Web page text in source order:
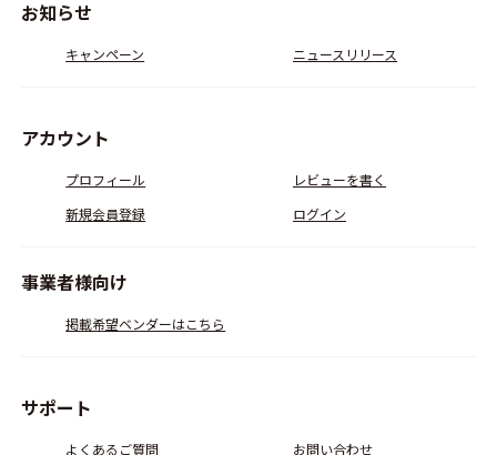
お知らせ
キャンペーン ニュースリリース
アカウント
プロフィール
レビューを書く
新規会員登録
ログイン
事業者様向け
掲載希望ベンダーはこちら
サポート
よくあるご質問 お問い合わせ